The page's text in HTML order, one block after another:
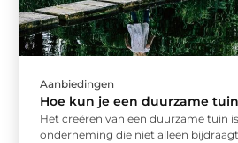
Aanbiedingen
Hoe kun je een duurzame
Het creëren van een duurzame tuin
onderneming die niet alleen